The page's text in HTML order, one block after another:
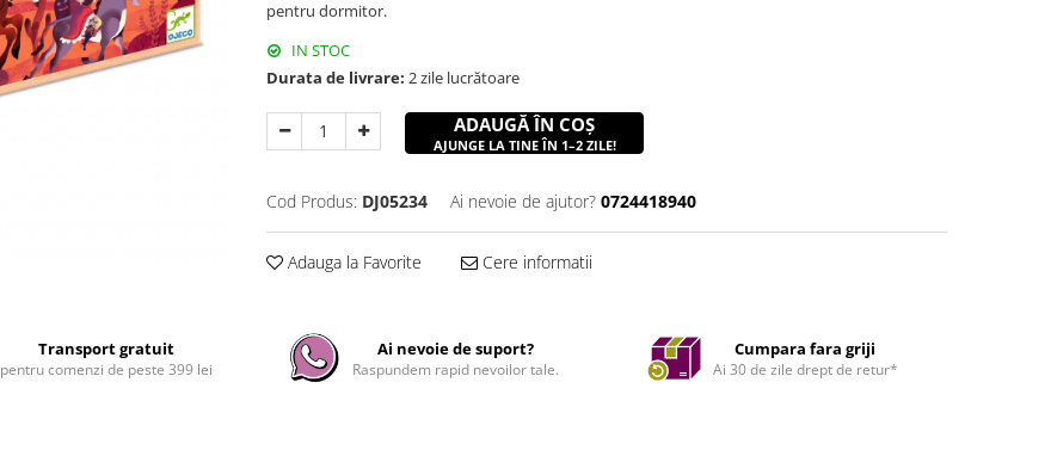
pentru dormitor.
IN STOC
Durata de livrare: 2 zile lucrătoare
ADAUGĂ ÎN COȘ
AJUNGE LA TINE ÎN 1–2 ZILE!
Cod Produs: DJ05234 Ai nevoie de ajutor? 0724418940
Adauga la Favorite Cere informatii
Transport gratuit
pentru comenzi de peste 399 lei
Ai nevoie de suport?
Raspundem rapid nevoilor tale.
Cumpara fara griji
Ai 30 de zile drept de retur*